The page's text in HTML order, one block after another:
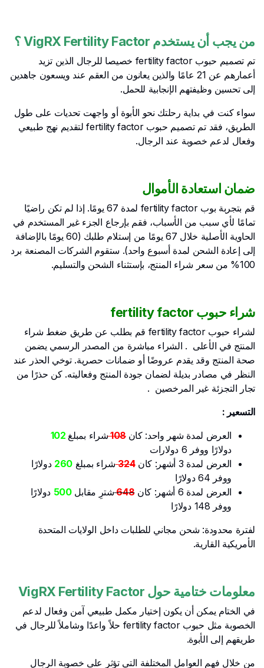
من يجب أن يستخدم VigRX Fertility Factor ؟
تم تصميم حبوب fertility factor خصيصا للرجال الذين تزيد
أعمارهم عن 21 عامًا والذين يعانون من العقم عند ويسعون جاهدين
إلى تحسين وظيفتهم الإنجابية للحمل.
سواء كنت في بداية رحلتك نحو الأبوة أو واجهت تحديات على طول
الطريق، فقد تم تصميم حبوب fertility factor لتقديم نهج طبيعي
وفعال لدعم خصوبة عند الرجال.
ضمان استعادة الأموال
قم بتجربة بوب fertility factor لمدة 67 يومًا. إذا لم تكن راضيًا
تمامًا لأي سبب من الأسباب، فقم بإرجاع الجزء غير المستخدم في
الحاوية الأصلية خلال 67 يومًا من إستلام طلبك (60 يومًا بالإضافة
إلى إعادة الشحن لمدة أسبوع واحد). ستقوم الشركات المصنعة برد
100% من سعر شراء المنتج، بإستثناء الشحن والتسليم.
شراء حبوب fertility factor
لشراء حبوب fertility factor قم بطلب عن طريق ضغط شراء
المنتج في الأعلى . الشراء مباشرة من المصدر الرسمي يضمن
صحة المنتج وقد يقدم عروضًا أو ضمانات حصرية. توخي الحذر عند
النظر في مصادر بديلة لضمان جودة المنتج وفعاليته. كن حذرًا من
تجار التجزئة غير المرخصين .
التسعير :
العرض لمدة شهر واحد: كان 108شراء بمبلغ
دولارًا ووفر 6 دولارات
العرض لمدة 3 أشهر: كان
324 شراء بمبلغ 260 دولارًا
ووفر 64 دولارًا
العرض لمدة 6 أشهر: كان
648شترِ مقابل500 دولارًا
ووفر 148 دولارًا
لفترة محدودة: شحن مجاني للطلبات داخل الولايات المتحدة
الأمريكية القارية.
معلومات ختامية حول VigRX Fertility Factor
في الختام يمكن أن يكون إختيار مكمل طبيعي آمن وفعال لدعم
الخصوبة مثل حبوب fertility factor حلاً واعدًا وشاملاً للرجال في
طريقهم إلى الأبوة.
من خلال فهم العوامل المختلفة التي تؤثر على خصوبة الرجال